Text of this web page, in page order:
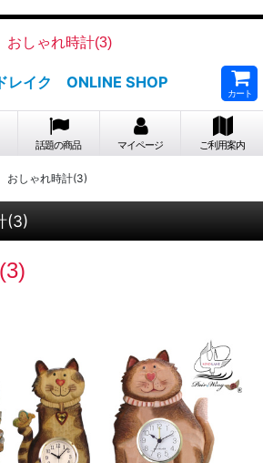
おしゃれ時計(3)
レイク ONLINE SHOP
カート
話題の商品 マイページ ご利用案内
おしゃれ時計(3)
(3)